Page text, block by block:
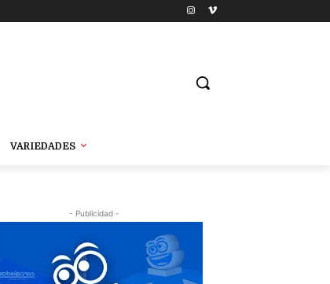
VARIEDADES
- Publicidad -